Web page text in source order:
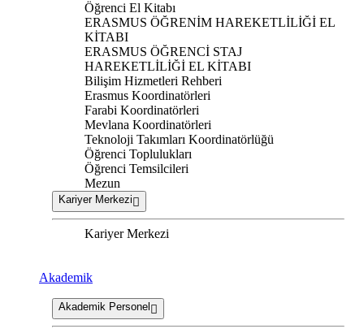
Öğrenci El Kitabı
ERASMUS ÖĞRENİM HAREKETLİLİĞİ EL
KİTABI
ERASMUS ÖĞRENCİ STAJ
HAREKETLİLİĞİ EL KİTABI
Bilişim Hizmetleri Rehberi
Erasmus Koordinatörleri
Farabi Koordinatörleri
Mevlana Koordinatörleri
Teknoloji Takımları Koordinatörlüğü
Öğrenci Toplulukları
Öğrenci Temsilcileri
Mezun
Kariyer Merkezi
Kariyer Merkezi
Akademik
Akademik Personel